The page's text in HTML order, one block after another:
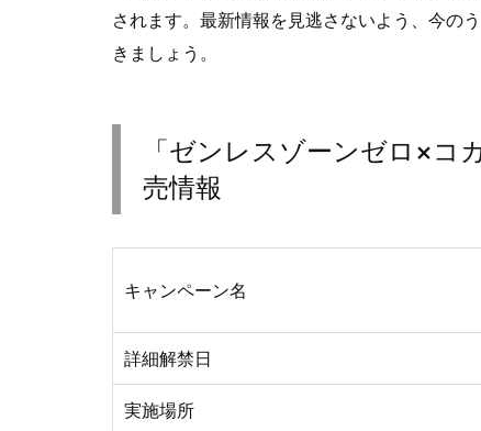
されます。最新情報を見逃さないよう、今の
きましょう。
「ゼンレスゾーンゼロ×コ
売情報
キャンペーン名
詳細解禁日
実施場所